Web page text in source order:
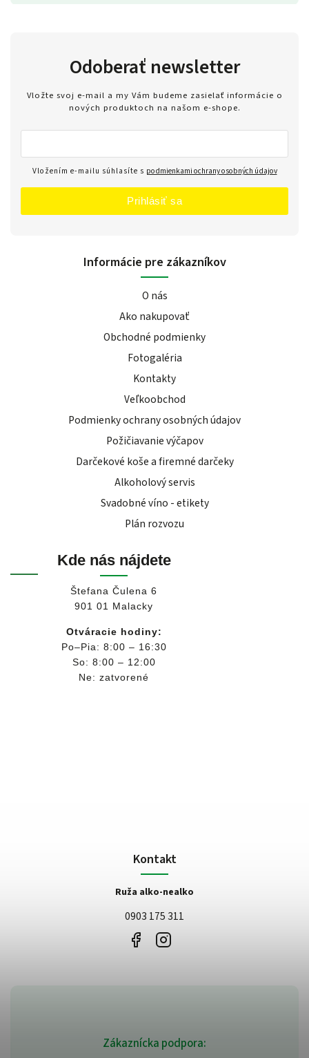
Zákaznícka podpora:
Odoberať newsletter
Vložte svoj e-mail a my Vám budeme zasielať informácie o
nových produktoch na našom e-shope.
Vložením e-mailu súhlasíte s podmienkami ochrany osobných údajov
Prihlásiť sa
Informácie pre zákazníkov
O nás
Ako nakupovať
Obchodné podmienky
Fotogaléria
Kontakty
Veľkoobchod
Podmienky ochrany osobných údajov
Požičiavanie výčapov
Darčekové koše a firemné darčeky
Alkoholový servis
Svadobné víno - etikety
Plán rozvozu
Kde nás nájdete
Štefana Čulena 6
901 01 Malacky
Otváracie hodiny:
Po–Pia: 8:00 – 16:30
So: 8:00 – 12:00
Ne: zatvorené
Kontakt
Ruža alko-nealko
0903 175 311